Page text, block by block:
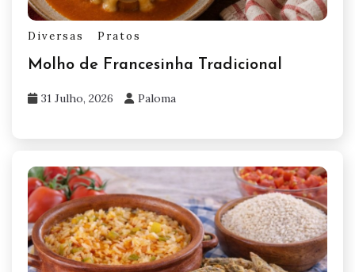
Diversas Pratos
Molho de Francesinha Tradicional
31 Julho, 2026 Paloma